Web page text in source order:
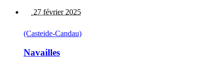
27 février 2025
(Casteide-Candau)
Navailles